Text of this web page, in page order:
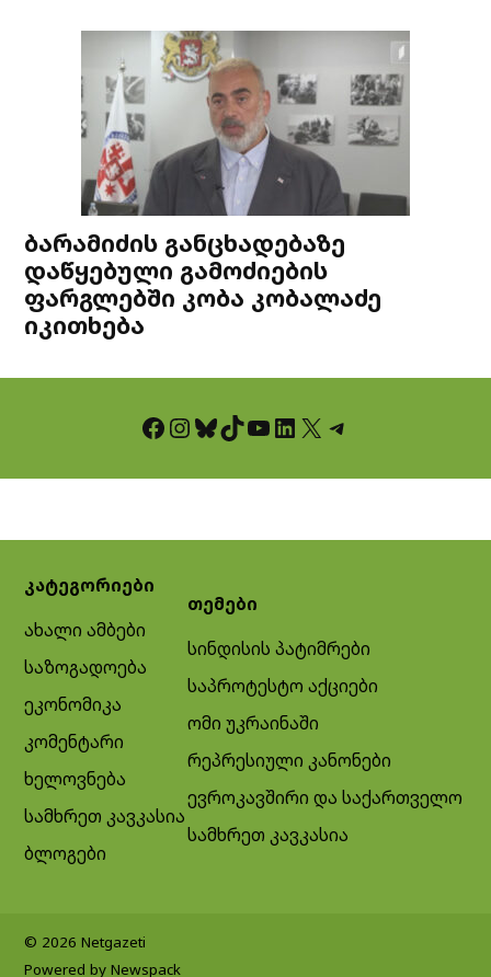
ბარამიძის განცხადებაზე
დაწყებული გამოძიების
ფარგლებში კობა კობალაძე
იკითხება
Facebook InstagramBluesky TikTok YouTube LinkedIn X Telegram
კატეგორიები
ახალი ამბები
საზოგადოება
ეკონომიკა
კომენტარი
ხელოვნება
სამხრეთ კავკასია
ბლოგები
თემები
სინდისის პატიმრები
საპროტესტო აქციები
ომი უკრაინაში
რეპრესიული კანონები
ევროკავშირი და საქართველო
სამხრეთ კავკასია
© 2026 Netgazeti
Powered by Newspack